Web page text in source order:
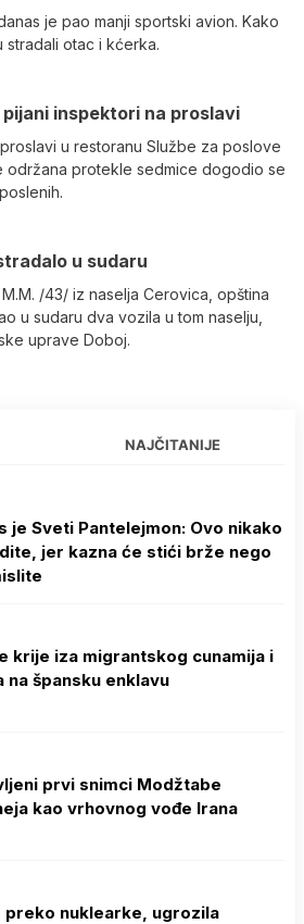
je pao manji sportski avion. Kako
stradali otac i kćerka.
inspektori na proslavi
u restoranu Službe za poslove
održana protekle sedmice dogodio se
u sudaru
/43/ iz naselja Cerovica, opština
u sudaru dva vozila u tom naselju,
uprave Doboj.
NAJČITANIJE
je Sveti Pantelejmon: Ovo nikako
jer kazna će stići brže nego
krije iza migrantskog cunamija i
na špansku enklavu
prvi snimci Modžtabe
kao vrhovnog vođe Irana
preko nuklearke, ugrozila